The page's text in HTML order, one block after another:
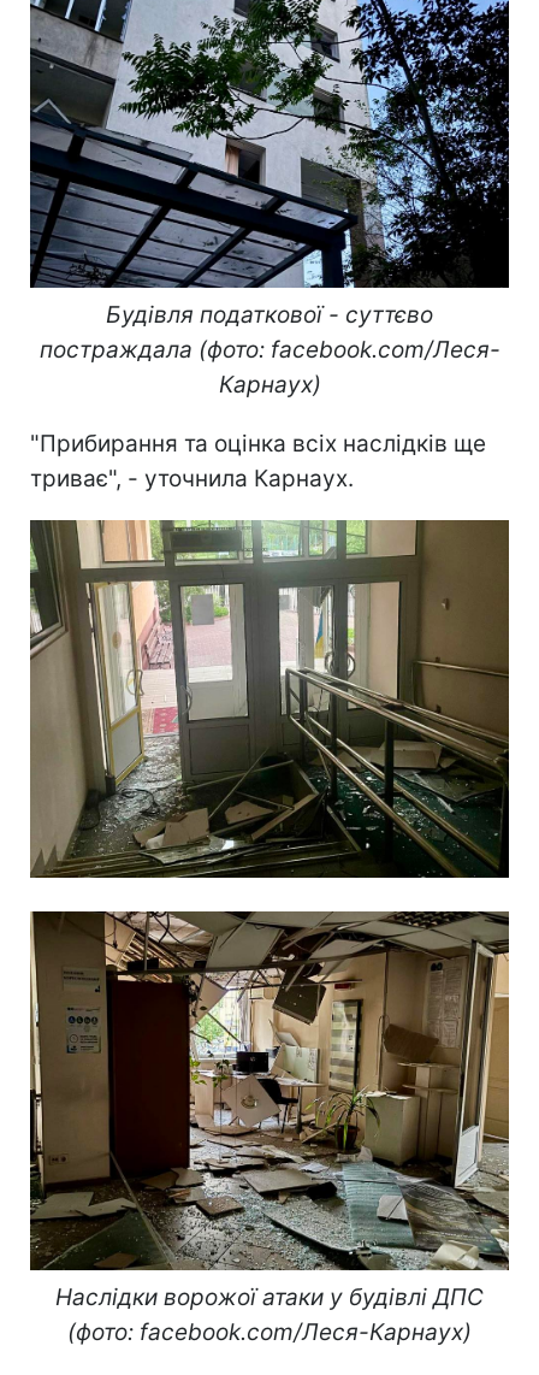
Будівля податкової - суттєво
постраждала (фото: facebook.com/Леся-
Карнаух)
"Прибирання та оцінка всіх наслідків ще
триває", - уточнила Карнаух.
Наслідки ворожої атаки у будівлі ДПС
(фото: facebook.com/Леся-Карнаух)